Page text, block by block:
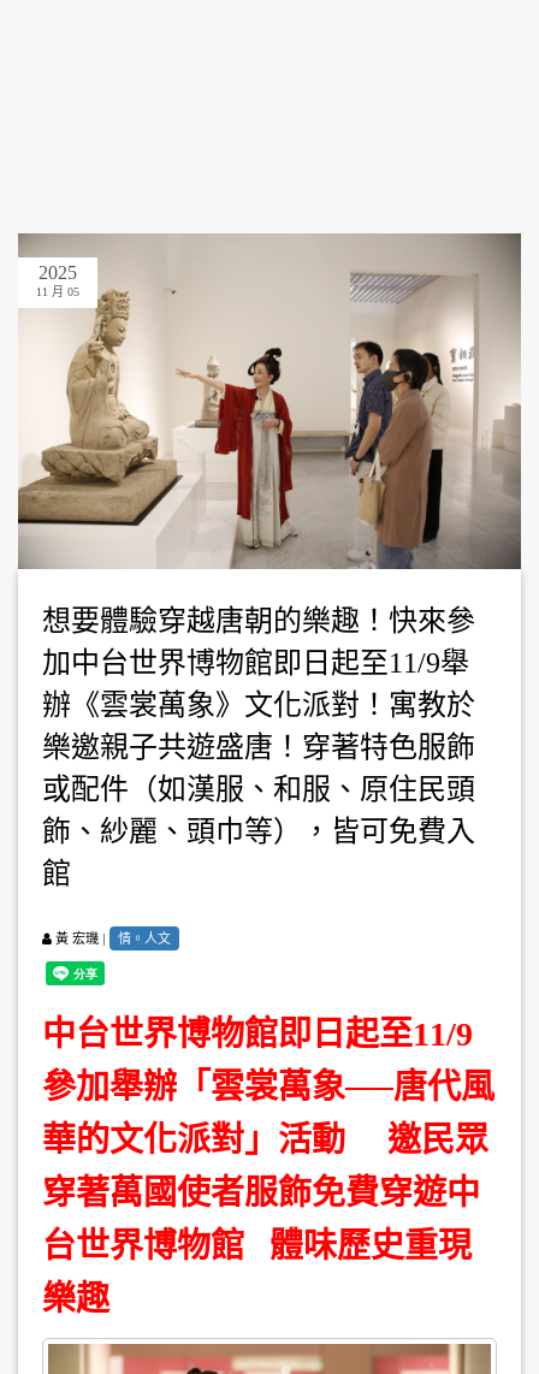
2025
11 月 05
想要體驗穿越唐朝的樂趣！快來參
加中台世界博物館即日起至11/9舉
辦《雲裳萬象》文化派對！寓教於
樂邀親子共遊盛唐！穿著特色服飾
或配件（如漢服、和服、原住民頭
飾、紗麗、頭巾等），皆可免費入
館
黃 宏璣 | 情。人文
中台世界博物館即日起至11/9
參加舉辦「雲裳萬象──唐代風
華的文化派對」活動 邀民眾
穿著萬國使者服飾免費穿遊中
台世界博物館 體味歷史重現
樂趣